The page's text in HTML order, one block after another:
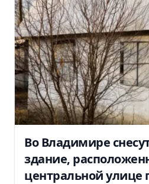
Во Владимире
здание,
центральной улице